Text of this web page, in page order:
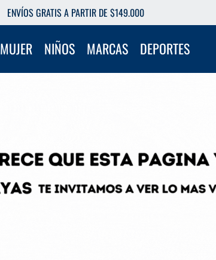
6 CUOTAS SIN INTERÉS CON TU DEBITO
MUJER NIÑOS MARCAS DEPORTES